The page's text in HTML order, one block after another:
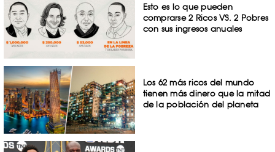
Esto es lo que pueden
comprarse 2 Ricos VS. 2 Pobres
con sus ingresos anuales
Los 62 más ricos del mundo
tienen más dinero que la mitad
de la población del planeta